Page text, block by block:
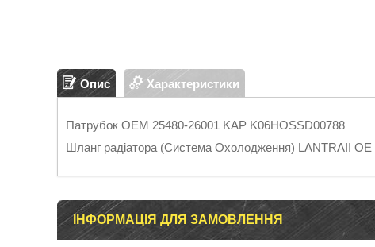
Опис Характеристики
Патрубок OEM 25480-26001 KAP K06HOSSD00788
Шланг радіатора (Система Охолодження) LANTRAII
ІНФОРМАЦІЯ ДЛЯ ЗАМОВЛЕННЯ